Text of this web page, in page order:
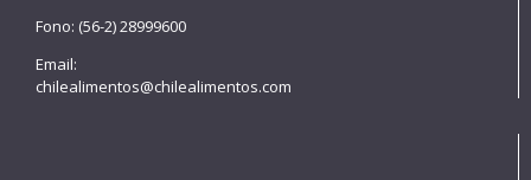
Fono: (56-2) 28999600
Email:
chilealimentos@chilealimentos.com